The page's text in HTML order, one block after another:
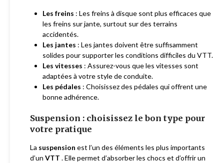
Les freins : Les freins à disque sont plus efficaces que
les freins sur jante, surtout sur des terrains
accidentés.
Les jantes : Les jantes doivent être suffisamment
solides pour supporter les conditions difficiles du VTT.
Les vitesses : Assurez-vous que les vitesses sont
adaptées à votre style de conduite.
Les pédales : Choisissez des pédales qui offrent une
bonne adhérence.
Suspension : choisissez le bon type pour
votre pratique
La suspension est l’un des éléments les plus importants
d’un VTT . Elle permet d’absorber les chocs et d’offrir un